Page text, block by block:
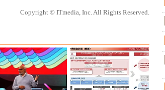
Copyright © ITmedia, Inc. All Rights Reserved.